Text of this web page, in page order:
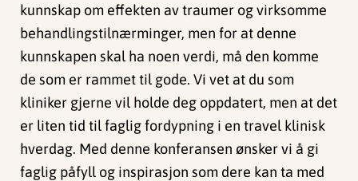
kunnskap om effekten av traumer og virksomme
behandlingstilnærminger, men for at denne
kunnskapen skal ha noen verdi, må den komme
de som er rammet til gode. Vi vet at du som
kliniker gjerne vil holde deg oppdatert, men at det
er liten tid til faglig fordypning i en travel klinisk
hverdag. Med denne konferansen ønsker vi å gi
faglig påfyll og inspirasjon som dere kan ta med